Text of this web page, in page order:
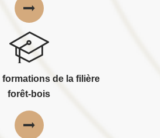
formations de la filière
forêt-bois